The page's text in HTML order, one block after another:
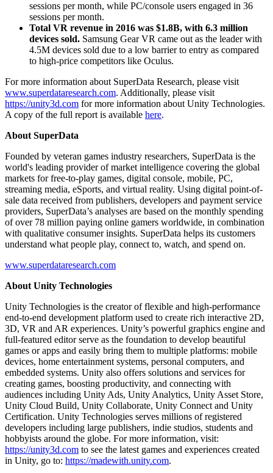
sessions per month, while PC/console users engaged in 36
sessions per month.
Total VR revenue in 2016 was $1.8B, with 6.3 million
devices sold. Samsung Gear VR came out as the leader with
4.5M devices sold due to a low barrier to entry as compared
to high-price competitors like Oculus.
For more information about SuperData Research, please visit
www.superdataresearch.com. Additionally, please visit
https://unity3d.com for more information about Unity Technologies.
A copy of the full report is available here.
About SuperData
Founded by veteran games industry researchers, SuperData is the
world's leading provider of market intelligence covering the global
markets for free-to-play games, digital console, mobile, PC,
streaming media, eSports, and virtual reality. Using digital point-of-
sale data received from publishers, developers and payment service
providers, SuperData’s analyses are based on the monthly spending
of over 78 million paying online gamers worldwide, in combination
with qualitative consumer insights. SuperData helps its customers
understand what people play, connect to, watch, and spend on.
www.superdataresearch.com
About Unity Technologies
Unity Technologies is the creator of flexible and high-performance
end-to-end development platform used to create rich interactive 2D,
3D, VR and AR experiences. Unity’s powerful graphics engine and
full-featured editor serve as the foundation to develop beautiful
games or apps and easily bring them to multiple platforms: mobile
devices, home entertainment systems, personal computers, and
embedded systems. Unity also offers solutions and services for
creating games, boosting productivity, and connecting with
audiences including Unity Ads, Unity Analytics, Unity Asset Store,
Unity Cloud Build, Unity Collaborate, Unity Connect and Unity
Certification. Unity Technologies serves millions of registered
developers including large publishers, indie studios, students and
hobbyists around the globe. For more information, visit:
https://unity3d.com to see the latest games and experiences created
in Unity, go to: https://madewith.unity.com.